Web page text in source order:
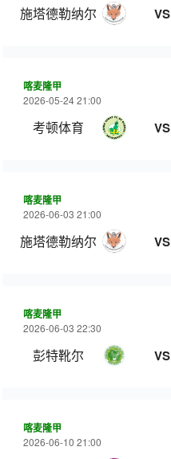
施塔德勒纳尔 VS
喀麦隆甲
2026-05-24 21:00
考顿体育 VS
喀麦隆甲
2026-06-03 21:00
施塔德勒纳尔 VS
喀麦隆甲
2026-06-03 22:30
彭特靴尔 VS
喀麦隆甲
2026-06-10 21:00